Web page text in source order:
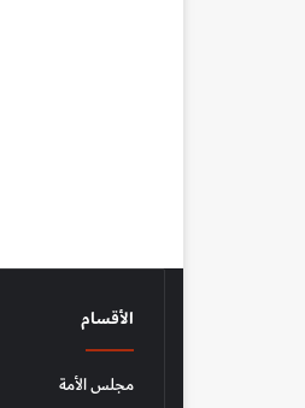
الأقسام
مجلس الأمة